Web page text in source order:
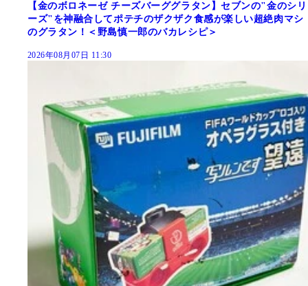
【金のボロネーゼ チーズバーググラタン】セブンの"金のシリ
ーズ"を神融合してポテチのザクザク食感が楽しい超絶肉マシ
のグラタン！＜野島慎一郎のバカレシピ＞
2026年08月07日 11:30